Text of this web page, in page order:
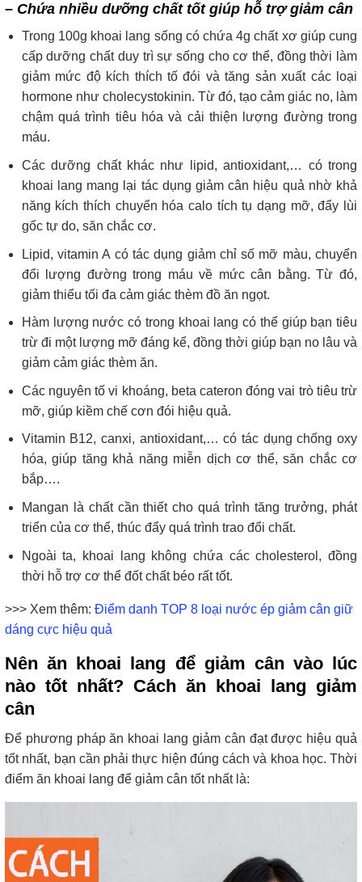
– Chứa nhiều dưỡng chất tốt giúp hỗ trợ giảm cân
Trong 100g khoai lang sống có chứa 4g chất xơ giúp cung
cấp dưỡng chất duy trì sự sống cho cơ thể, đồng thời làm
giảm mức độ kích thích tố đói và tăng sản xuất các loại
hormone như cholecystokinin. Từ đó, tạo cảm giác no, làm
chậm quá trình tiêu hóa và cải thiện lượng đường trong
máu.
Các dưỡng chất khác như lipid, antioxidant,… có trong
khoai lang mang lại tác dụng giảm cân hiệu quả nhờ khả
năng kích thích chuyển hóa calo tích tụ dạng mỡ, đẩy lùi
gốc tự do, săn chắc cơ.
Lipid, vitamin A có tác dụng giảm chỉ số mỡ màu, chuyển
đổi lượng đường trong máu về mức cân bằng. Từ đó,
giảm thiểu tối đa cảm giác thèm đồ ăn ngọt.
Hàm lượng nước có trong khoai lang có thể giúp bạn tiêu
trừ đi một lượng mỡ đáng kể, đồng thời giúp bạn no lâu và
giảm cảm giác thèm ăn.
Các nguyên tố vi khoáng, beta cateron đóng vai trò tiêu trừ
mỡ, giúp kiềm chế cơn đói hiệu quả.
Vitamin B12, canxi, antioxidant,… có tác dụng chống oxy
hóa, giúp tăng khả năng miễn dịch cơ thể, săn chắc cơ
bắp….
Mangan là chất cần thiết cho quá trình tăng trưởng, phát
triển của cơ thể, thúc đẩy quá trình trao đổi chất.
Ngoài ta, khoai lang không chứa các cholesterol, đồng
thời hỗ trợ cơ thể đốt chất béo rất tốt.
>>> Xem thêm: Điểm danh TOP 8 loại nước ép giảm cân giữ
dáng cực hiệu quả
Nên ăn khoai lang để giảm cân vào lúc
nào tốt nhất? Cách ăn khoai lang giảm
cân
Để phương pháp ăn khoai lang giảm cân đạt được hiệu quả
tốt nhất, bạn cần phải thực hiện đúng cách và khoa học. Thời
điểm ăn khoai lang để giảm cân tốt nhất là: